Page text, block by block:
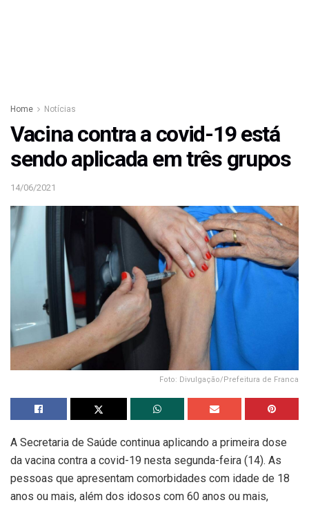
Home Notícias
Vacina contra a covid-19 está
sendo aplicada em três grupos
14/06/2021
Foto: Divulgação/Prefeitura de Franca
A Secretaria de Saúde continua aplicando a primeira dose
da vacina contra a covid-19 nesta segunda-feira (14). As
pessoas que apresentam comorbidades com idade de 18
anos ou mais, além dos idosos com 60 anos ou mais,